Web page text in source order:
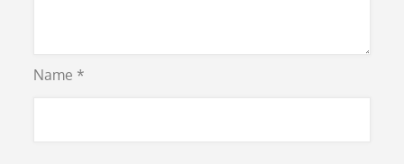
Name *